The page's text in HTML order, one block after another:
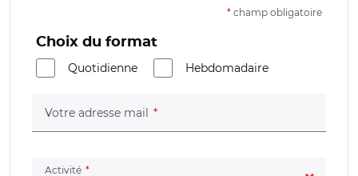
* champ obligatoire
Choix du format
Quotidienne
Hebdomadaire
Votre adresse mail (champ obligatoire)
Activité (champ obligatoire)